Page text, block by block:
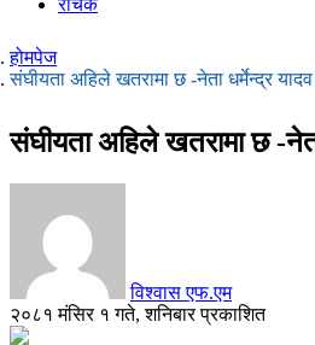
रोचक
होमपेज
संघीयता अहिले खतरामा छ -नेता धर्मेन्द्र यादव
संघीयता अहिले खतरामा छ -
विश्वास एफ.एम
२०८१ मंसिर १ गते, शनिबार प्रकाशित